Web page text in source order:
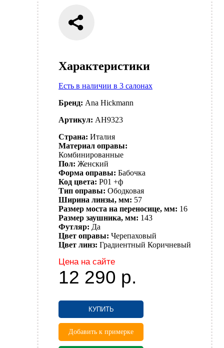
Характеристики
Есть в наличии в 3 салонах
Бренд: Ana Hickmann
Артикул: AH9323
Страна: Италия
Материал оправы:
Комбинированные
Пол: Женский
Форма оправы: Бабочка
Код цвета: P01 +ф
Тип оправы: Ободковая
Ширина линзы, мм: 57
Размер моста на переносице, мм: 16
Размер заушника, мм: 143
Футляр: Да
Цвет оправы: Черепаховый
Цвет линз: Градиентный Коричневый
Цена на сайте
12 290 р.
КУПИТЬ
Добавить к примерке